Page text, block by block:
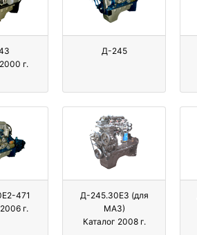
г.
Д-245
471
г.
Д-245.30Е3 (для
МАЗ)
Каталог 2008 г.